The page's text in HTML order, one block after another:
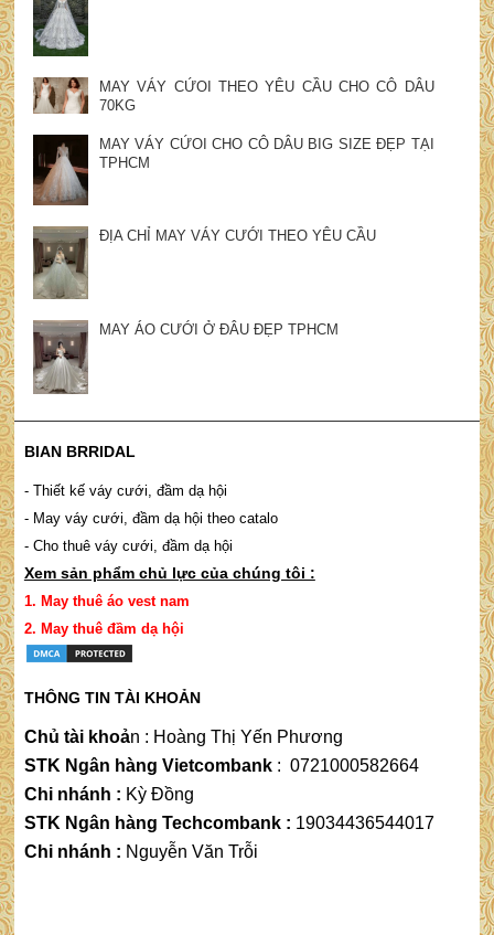
MAY VÁY CỨOI THEO YÊU CẦU CHO CÔ DÂU
70KG
MAY VÁY CỨOI CHO CÔ DÂU BIG SIZE ĐẸP TẠI
TPHCM
ĐỊA CHỈ MAY VÁY CƯỚI THEO YÊU CẦU
MAY ÁO CƯỚI Ở ĐÂU ĐẸP TPHCM
BIAN BRRIDAL
- Thiết kế váy cưới, đầm dạ hội
- May váy cưới, đầm dạ hội theo catalo
- Cho thuê váy cưới, đầm dạ hội
Xem sản phẩm chủ lực của chúng tôi :
1. May thuê áo vest nam
2. May thuê đầm dạ hội
THÔNG TIN TÀI KHOẢN
Chủ tài khoản : Hoàng Thị Yến Phương
STK Ngân hàng Vietcombank: 0721000582664
Chi nhánh : Kỳ Đồng
STK Ngân hàng Techcombank : 19034436544017
Chi nhánh : Nguyễn Văn Trỗi